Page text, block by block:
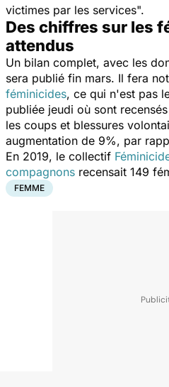
victimes par les services".
Des chiffres sur les
attendus
Un bilan complet, avec les
sera publié fin mars. Il fera
féminicides, ce qui n'est pas
publiée jeudi où sont
les coups et blessures
augmentation de 9%, par
En 2019, le collectif
compagnons recensait 149
FEMME